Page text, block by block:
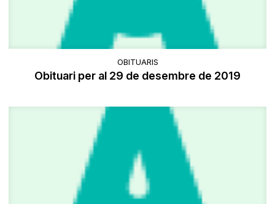
OBITUARIS
Obituari per al 29 de desembre de 2019